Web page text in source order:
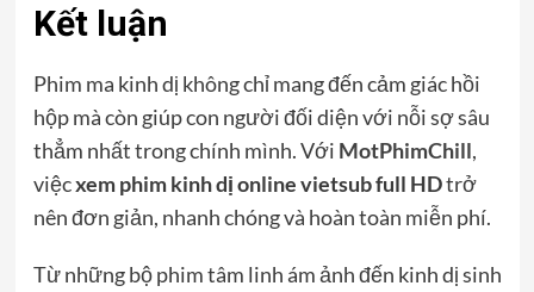
Kết luận
Phim ma kinh dị không chỉ mang đến cảm giác hồi
hộp mà còn giúp con người đối diện với nỗi sợ sâu
thẳm nhất trong chính mình. Với MotPhimChill,
việcxem phim kinh dị online vietsub full HDtrở
nên đơn giản, nhanh chóng và hoàn toàn miễn phí.
Từ những bộ phim tâm linh ám ảnh đến kinh dị sinh